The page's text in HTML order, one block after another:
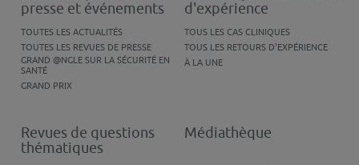
presse et événements
TOUTES LES ACTUALITÉS
TOUTES LES REVUES DE PRESSE
GRAND @NGLE SUR LA SÉCURITÉ EN
SANTÉ
GRAND PRIX
d'expérience
TOUS LES CAS CLINIQUES
TOUS LES RETOURS D'EXPÉRIENCE
À LA UNE
Revues de questions
thématiques
Médiathèque